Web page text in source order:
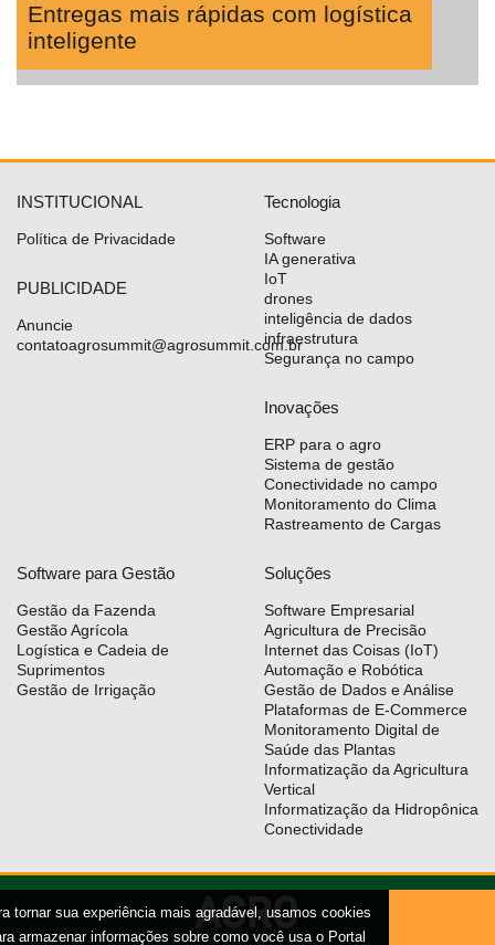
Entregas mais rápidas com logística
inteligente
tornar sua experiência mais agradável, usamos cookies
armazenar informações sobre como você usa o Portal
INSTITUCIONAL
Política de Privacidade
PUBLICIDADE
Anuncie
contatoagrosummit@agrosummit.com.br
Tecnologia
Software
IA generativa
IoT
drones
inteligência de dados
infraestrutura
Segurança no campo
Inovações
ERP para o agro
Sistema de gestão
Conectividade no campo
Monitoramento do Clima
Rastreamento de Cargas
Software para Gestão
Gestão da Fazenda
Gestão Agrícola
Logística e Cadeia de
Suprimentos
Gestão de Irrigação
Soluções
Software Empresarial
Agricultura de Precisão
Internet das Coisas (IoT)
Automação e Robótica
Gestão de Dados e Análise
Plataformas de E-Commerce
Monitoramento Digital de
Saúde das Plantas
Informatização da Agricultura
Vertical
Informatização da Hidropônica
Conectividade